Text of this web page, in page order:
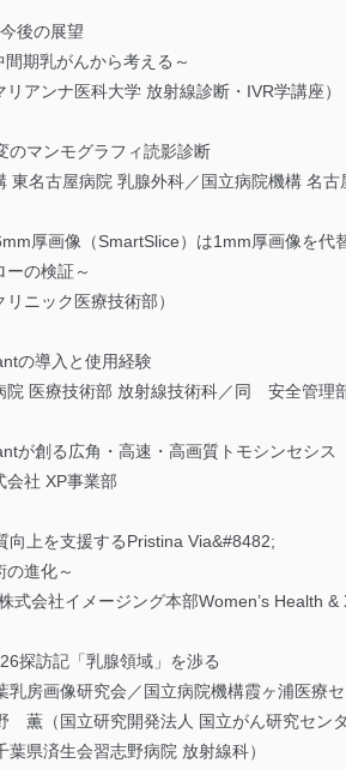
後の展望
期乳がんから考える～
アンナ医科大学 放射線診断・IVR学講座）
マンモグラフィ読影診断
東名古屋病院 乳腺外科／国立病院機構 名
厚画像（SmartSlice）は1mm厚画像を代
ーの検証～
ニック医療技術部）
の導入と使用経験
院 医療技術部 放射線技術科／同 安全管理部
が創る広角・高速・高画質トモシンセシス
会社 XP事業部
上を支援するPristina Via&#8482;
の進化～
式会社イメージング本部Women’s Health &
探訪記「乳腺領域」を渉る
房画像研究会／国立病院機構霞ヶ浦医療セ
（国立研究開発法人 国立がん研究センタ
県済生会習志野病院 放射線科）